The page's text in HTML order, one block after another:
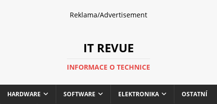
Reklama/Advertisement
IT REVUE
INFORMACE O TECHNICE
HARDWARE SOFTWARE ELEKTRONIKA OSTATNÍ